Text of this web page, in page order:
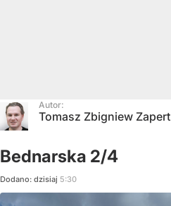
Autor:
Tomasz Zbigniew Zapert
Bednarska 2/4
Dodano: dzisiaj 5:30